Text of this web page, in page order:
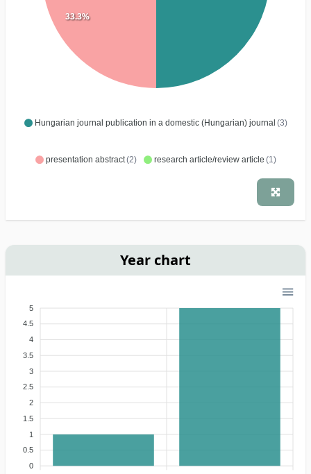
Hungarian journal publication in a domestic (Hungarian) journal (3)
presentation abstract(2) research article/review article (1)
33.3%
Year chart
5
4.5
4
3.5
3
2.5
2
1.5
1
0.5
0